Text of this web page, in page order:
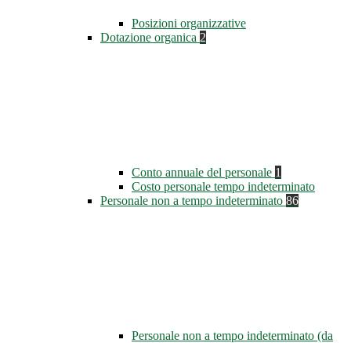
Posizioni organizzative
Dotazione organica 2
Conto annuale del personale 1
Costo personale tempo indeterminato
Personale non a tempo indeterminato 86
Personale non a tempo indeterminato (da